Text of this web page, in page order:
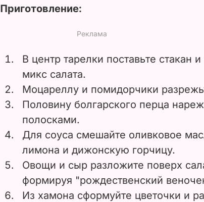
Приготовление:
В центр тарелки поставьте стакан
микс салата.
Моцареллу и помидорчики
Половину болгарского перца
полосками.
Для соуса смешайте оливковое
лимона и дижонскую горчицу.
Овощи и сыр разложите поверх
формируя "рождественский
Из хамона сформуйте цветочки и